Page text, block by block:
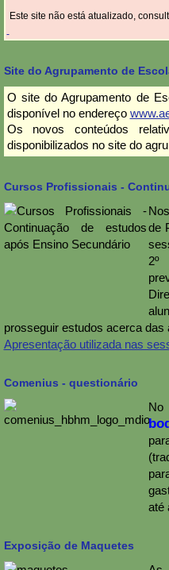
Este site não está atualizado,
Site do Agrupamento de
O site do Agrupamento de
disponível no endereço
Os novos conteúdos
disponibilizados no site do
Cursos Profissionais -
de
2º
prosseguir estudos acerca das
Apresentação utilizada nas
Comenius - questionário
até
Exposição de Maquetes